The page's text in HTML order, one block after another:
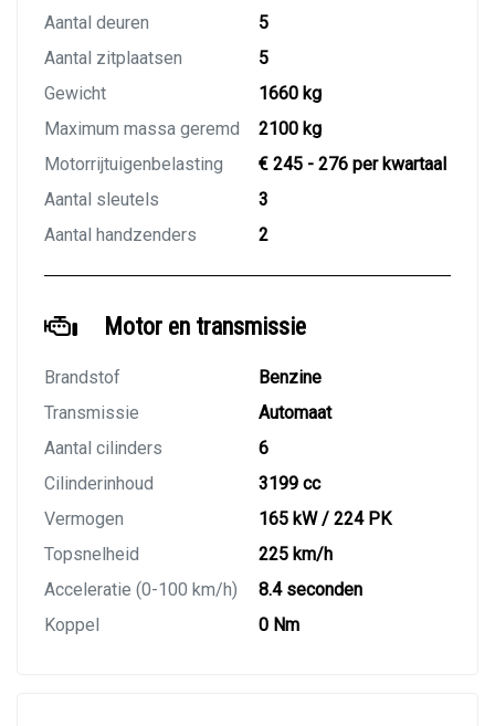
Aantal deuren
5
Aantal zitplaatsen
5
Gewicht
1660 kg
Maximum massa geremd
2100 kg
Motorrijtuigenbelasting
€ 245 - 276 per kwartaal
Aantal sleutels
3
Aantal handzenders
2
Motor en transmissie
Brandstof
Benzine
Transmissie
Automaat
Aantal cilinders
6
Cilinderinhoud
3199 cc
Vermogen
165 kW / 224 PK
Topsnelheid
225 km/h
Acceleratie (0-100 km/h)
8.4 seconden
Koppel
0 Nm